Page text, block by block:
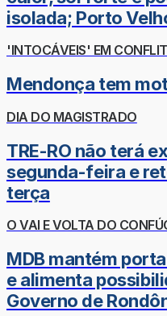
isolada; Porto
'INTOCÁVEIS' EM
Mendonça tem
DIA DO MAGISTRADO
TRE-RO não terá
segunda-feira e
terça
O VAI E VOLTA DO
MDB mantém
e alimenta
Governo de